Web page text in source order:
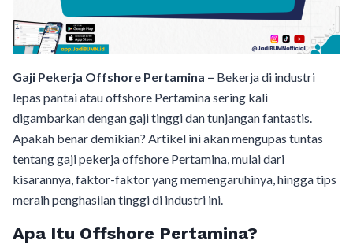
Gaji Pekerja Offshore Pertamina – Bekerja di industri
lepas pantai atau offshore Pertamina sering kali
digambarkan dengan gaji tinggi dan tunjangan fantastis.
Apakah benar demikian? Artikel ini akan mengupas tuntas
tentang gaji pekerja offshore Pertamina, mulai dari
kisarannya, faktor-faktor yang memengaruhinya, hingga tips
meraih penghasilan tinggi di industri ini.
Apa Itu Offshore Pertamina?